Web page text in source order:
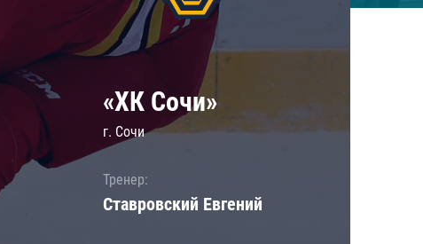
«ХК Сочи»
г. Сочи
Тренер:
Ставровский Евгений